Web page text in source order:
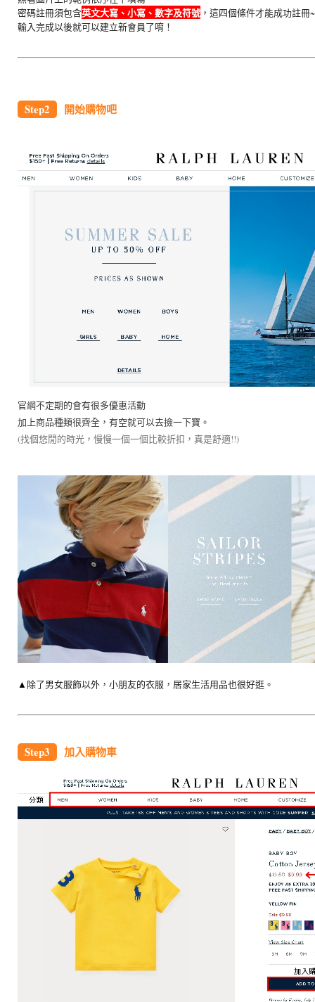
密碼註冊須包含英文大寫、小寫、數字及符號 ，這四個條件才能成功註冊~
輸入完成以後就可以建立新會員了唷！
Step2 開始購物吧
官網不定期的會有很多優惠活動
加上商品種類很齊全，有空就可以去撿一下寶。
(找個悠閒的時光，慢慢一個一個比較折扣，真是舒適!!)
▲ 除了男女服飾以外，小朋友的衣服，居家生活用品也很好逛。
Step3 加入購物車